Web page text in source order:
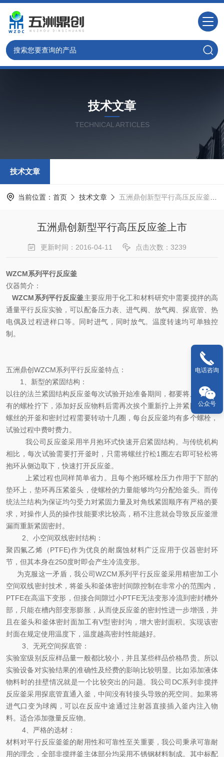
技术文章
TECHNICAL ARTICLES
技术文章
当前位置： 首页 技术文章 五洲鼎创新型平行高压反应釜上市
五洲鼎创新型平行高压反应釜上市
更新时间：2016-04-11 点击次数：3239
WZCM系列平行反应釜
仪器简介 ：
WZCM系列平行反应釜主要应用于化工和材料研究中需要搅拌的高
通量平行反应实验，可以配备压力表、进气阀、放气阀、探底管、热
电偶及过程进样口等。同时进气，同时放气。温度转速均可单独控
制。
五洲鼎创WZCM系列平行反应釜特点 ：
1、新型的紧固结构：
以往的法兰紧固结构反应釜每次试验开始准备期间，都要将反应釜所
有的螺栓拧下，添加好反应物料后需再次挨个重新拧上并紧固。单棵
螺丝的开釜和密封过程需要转动十几圈，每台反应釜均有多个螺栓，
试验过程中费时费力。
我公司反应釜采用半月抱环式快速开启紧固结构。与传统机构
相比，每次试验需要打开釜时，只需将螺丝拧松1圈左右即可轻松将
抱环从侧边取下，快速打开反应釜。
上紧过程也同样简单省力。且每个抱环螺栓压力作用于下部的
垫环上，垫环再压紧釜头，使螺栓的力量能够均匀分配给釜头。而传
统法兰结构为保证均匀受力对紧固力量及对角线紧固顺序有严格的要
求，对操作人员的操作技能要求比较高，稍不注意就会导致反应釜泄
漏而重新紧固密封。
2、 小空间双线密封结构 ：
聚四氟乙烯（PTFE)作为优良的耐腐蚀材料广泛应用于仪器密封环
节，但其本身在250度时即会产生冷流变形。
为克服这一矛盾，我公司WZCM系列平行反应釜采用精密加工小
空间双线密封技术，将釜头和釜体密封间隙控制在非常小的范围内，
PTFE在高温下变形，但接合间隙过小PTFE无法变形冷流到密封槽外
部，只能在槽内部变形膨胀，从而使反应釜的密封性进一步增强，并
且在釜头和釜体密封面加工有V型密封沟，增大密封面积。实现该密
封面在规定使用温度下，温度越高密封性能越好。
3、 无死空间探底管 ：
实验室级别反应样品量一般都比较小，并且某些样品价格昂贵。所以
实验设备对实验结果的准确性及经费的影响比较明显。比如添加液体
物料时的挂壁情况就是一个比较突出的问题。我公司DC系列非搅拌
反应釜采用探底管直通入釜，中间没有转接头导致的死空间。如果将
进气口变为球阀，可以在反应中途通过注射器直接插入釜内注入物
料。适合添加微量反应物。
4、 严格的选材 ：
材料对平行反应釜釜的耐用性和可靠性至关重要，我公司秉承可靠耐
用的理念，全部非搅拌釜主体部分均采用不锈钢材料制成。其中标配
电话咨询
公众号